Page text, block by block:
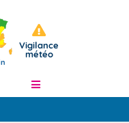
Vigilance
météo